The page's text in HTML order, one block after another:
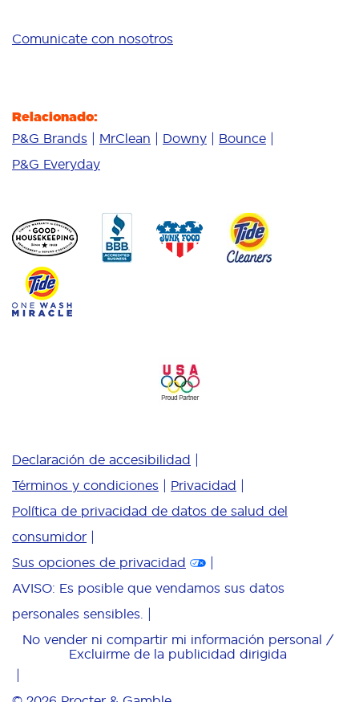
Comunicate con nosotros
Relacionado:
P&G Brands MrClean Downy
Bounce
P&G Everyday
Declaración de accesibilidad
Términos y condiciones
Privacidad
Política de privacidad de datos de salud del
consumidor
Sus opciones de privacidad
AVISO: Es posible que vendamos sus datos
personales sensibles.
No vender ni compartir mi información personal /
Excluirme de la publicidad dirigida